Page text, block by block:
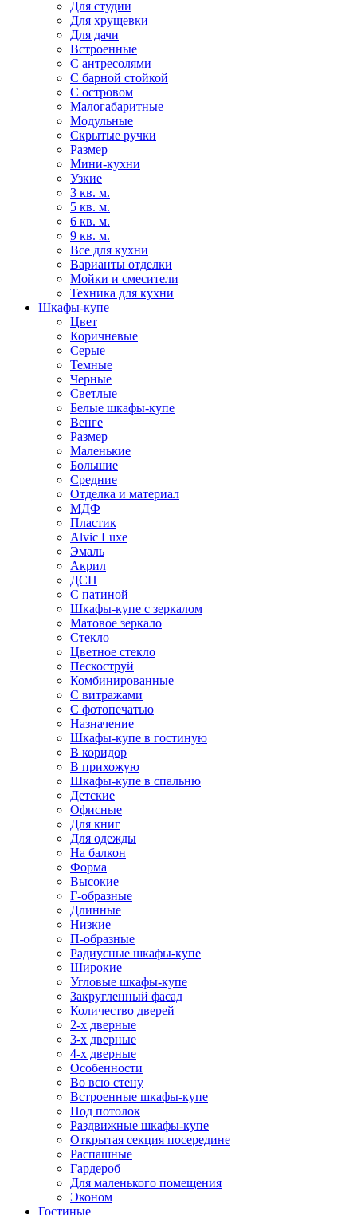
Для студии
Для хрущевки
Для дачи
Встроенные
С антресолями
С барной стойкой
С островом
Малогабаритные
Модульные
Скрытые ручки
Размер
Мини-кухни
Узкие
3 кв. м.
5 кв. м.
6 кв. м.
9 кв. м.
Все для кухни
Варианты отделки
Мойки и смесители
Техника для кухни
Шкафы-купе
Цвет
Коричневые
Серые
Темные
Черные
Светлые
Белые шкафы-купе
Венге
Размер
Маленькие
Большие
Средние
Отделка и материал
МДФ
Пластик
Alvic Luxe
Эмаль
Акрил
ДСП
С патиной
Шкафы-купе с зеркалом
Матовое зеркало
Стекло
Цветное стекло
Пескоструй
Комбинированные
С витражами
С фотопечатью
Назначение
Шкафы-купе в гостиную
В коридор
В прихожую
Шкафы-купе в спальню
Детские
Офисные
Для книг
Для одежды
На балкон
Форма
Высокие
Г-образные
Длинные
Низкие
П-образные
Радиусные шкафы-купе
Широкие
Угловые шкафы-купе
Закругленный фасад
Количество дверей
2-х дверные
3-х дверные
4-х дверные
Особенности
Во всю стену
Встроенные шкафы-купе
Под потолок
Раздвижные шкафы-купе
Открытая секция посередине
Распашные
Гардероб
Для маленького помещения
Эконом
Гостиные